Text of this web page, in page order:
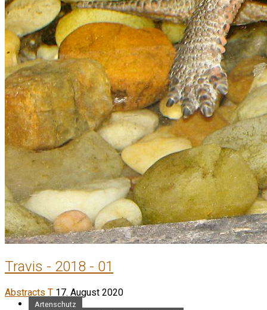
Travis - 2018 - 01
Abstracts T 17. August 2020
Artenschutz